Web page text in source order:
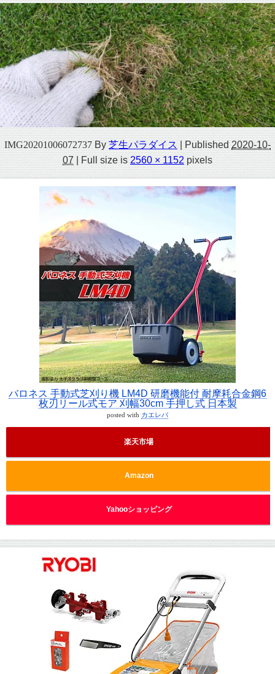
IMG20201006072737 By 芝生パラダイス | Published 2020-10-
07 | Full size is 2560 × 1152 pixels
バロネス 手動式芝刈り機 LM4D 研磨機能付 耐摩耗合金鋼6
枚刃リール式モア 刈幅30cm 手押し式 日本製
posted with カエレバ
楽天市場
Amazon
Yahooショッピング